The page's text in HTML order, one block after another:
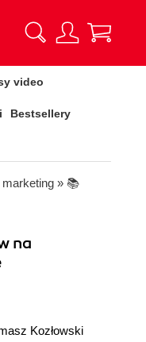
video
Bestsellery
» 📚
na
Kozłowski